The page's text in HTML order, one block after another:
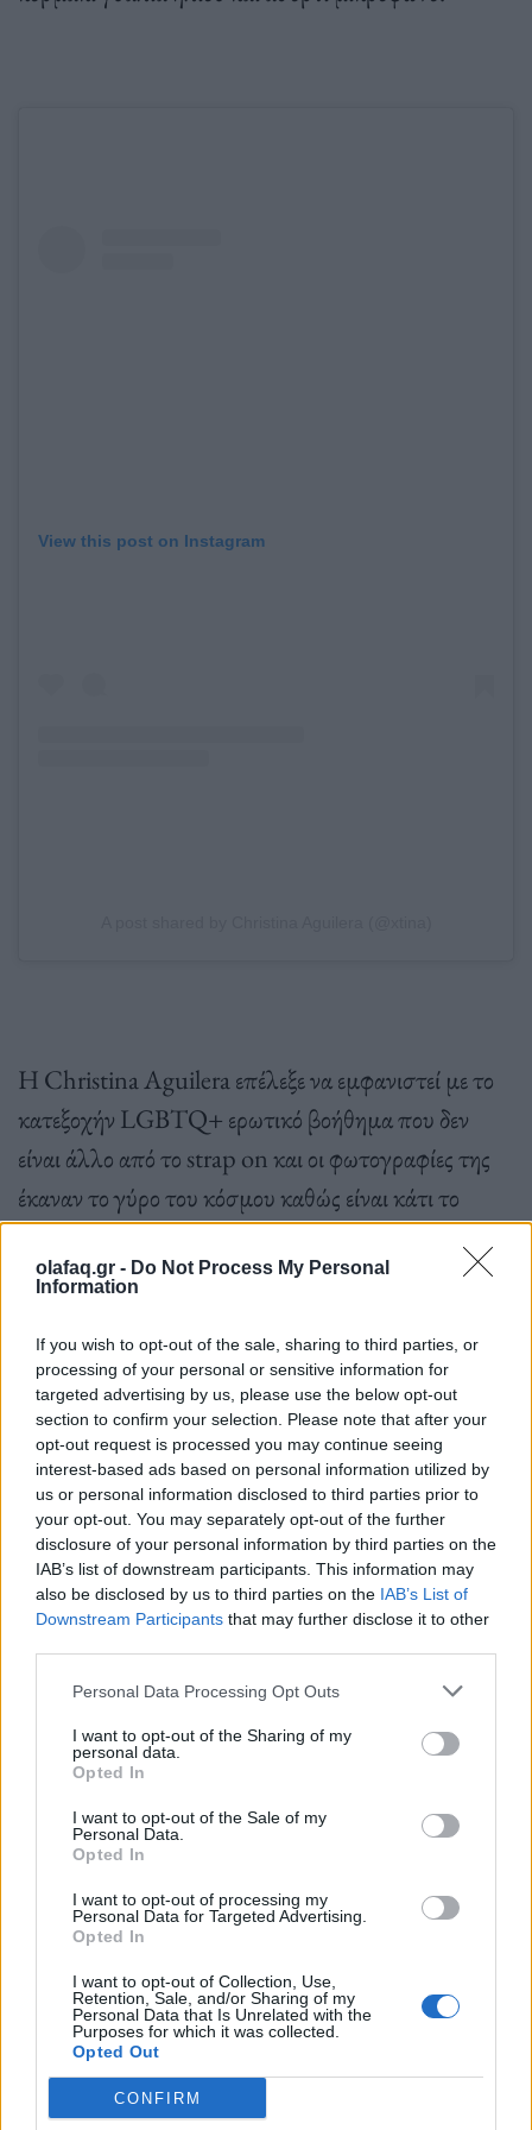
olafaq.gr - Do Not Process My Personal
Information
If you wish to opt-out of the sale, sharing to third parties, or
processing of your personal or sensitive information for
targeted advertising by us, please use the below opt-out
section to confirm your selection. Please note that after your
opt-out request is processed you may continue seeing
interest-based ads based on personal information utilized by
us or personal information disclosed to third parties prior to
your opt-out. You may separately opt-out of the further
disclosure of your personal information by third parties on the
IAB’s list of downstream participants. This information may
also be disclosed by us to third parties on the IAB’s List of
Downstream Participants that may further disclose it to other
Personal Data Processing Opt Outs
I want to opt-out of the Sharing of my
personal data.
Opted In
I want to opt-out of the Sale of my
Personal Data.
Opted In
I want to opt-out of processing my
Personal Data for Targeted Advertising.
Opted In
I want to opt-out of Collection, Use,
Retention, Sale, and/or Sharing of my
Personal Data that Is Unrelated with the
Purposes for which it was collected.
Opted Out
CONFIRM
View this post on Instagram
Η Christina Aguilera επέλεξε να εμφανιστεί με το
κατεξοχήν LGBTQ+ ερωτικό βοήθημα που δεν
είναι άλλο από το strap on και οι φωτογραφίες της
έκαναν το γύρο του κόσμου καθώς είναι κάτι το
οποίο δεν έχουμε ξαναδεί on stage από star του
βεληνεκούς της. Κατατάχθηκε έτσι ανάμεσα στις
τόλμησαν να υιοθετήσουν την LGBTQ+
κουλτούρα υμνώντας την μέσα και από τις
ενδυματολογικές της επιλογές.
H Χtina, μοιράστηκε μέσω του προσωπικού της
λογαριασμού στο Instagram ένα μήνυμα για το
μήνα υπερηφάνιας και τη συμμετοχή της στο LA
μεγαλύτερη έκφραση της ελευθερίας και της
αυτοέκφρασης. Σημαίνει να ζείτε την καλύτερη ζωή
σας δυνατά, χωρίς φόβο. Όλα αυτά είναι πράγματα
που πραγματικά σημαίνουν τα πάντα για μένα και
αποτελούσαν πάντα μέρος του μηνύματος και της
μουσικής μου. Είμαι τόσο ευγνώμων και νιώθω ότι
με τιμά που έχω την αγάπη και την υποστήριξη της
LGBTQIA+ κοινότητας για 20+ χρόνια, και που
μπόρεσα να μοιραστώ αυτές τις στιγμές και να ζήσω
κάποιες από τις φαντασιώσεις μου μαζί τους.Αυτό